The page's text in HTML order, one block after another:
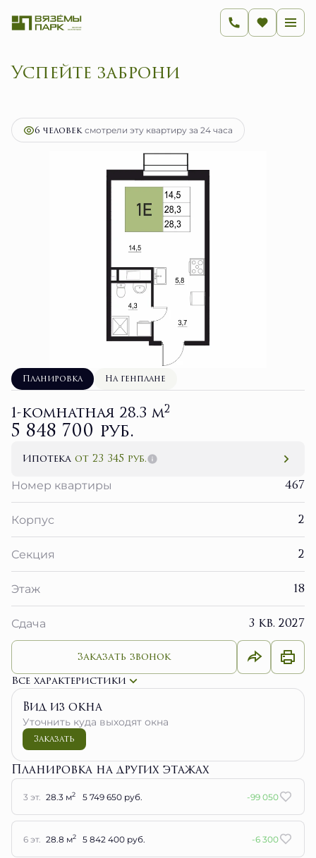
1-комнатная28.3 м2
6 человексмотрели эту квартиру за 24 часа
Планировка На генплане
1-комнатная 28.3 м2
5 848 700 руб.
Ипотека от 23 345 руб.
Номер квартиры
467
Корпус 2
Секция 2
Этаж 18
Сдача 3 кв. 2027
Заказать звонок
Все характеристики
Вид из окна
Уточнить куда выходят окна
Заказать
Планировка на других этажах
3 эт. 28.3 м2 5 749 650 руб. -99 050
6 эт. 28.8 м2 5 842 400 руб. -6 300